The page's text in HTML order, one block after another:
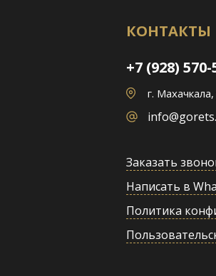
КОНТАКТЫ
+7 (928)
г.
Заказать
Написать в
Политика